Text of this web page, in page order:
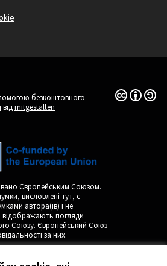
у Facebook
безкоштовного
відmitgestalten
Ліцензія
(Зовнішнє
Європейським Союзом.
висловлені тут, є
автора(ів) і не
погляди
Союзу. Європейський Союз
за них.